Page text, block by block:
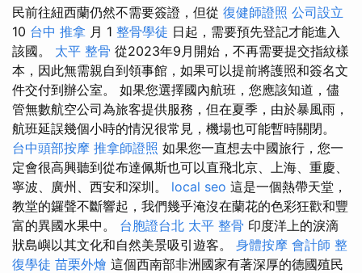
民前往紐西蘭仍然不需要簽證，但從 復健師證照 公司設立
10 台中 推拿 月 1 整骨學徒 日起，需要預先登記才能進入
該國。 太平 整骨 從2023年9月開始，不再需要提交指紋樣
本，因此無需親自到領事館，如果可以提前將護照和簽名文
件交付到辦公室。 如果您選擇國內航班，您應該知道，儘
管無數航空公司為旅客提供服務，但在夏季，由於暴風雨，
航班延誤幾個小時的情況很常見，機場也可能暫時關閉。
台中頭部按摩 推拿師證照 如果您一直想去中國旅行，您一
定會很高興聽到從布達佩斯也可以直飛北京、上海、重慶、
寧波、廣州、西安和深圳。 local seo 這是一個熱帶天堂，
教堂的鑼聲不斷響起，我們幾乎淹沒在蘭花的色彩狂歡和豐
富的異國水果中。 台胞證台北 太平 整骨 印度洋上的淚滴
狀島嶼以其文化和自然美景吸引遊客。 身體按摩 會計師 整
復學徒 苗栗外燴 這個西南部非洲國家有著深厚的德國殖民